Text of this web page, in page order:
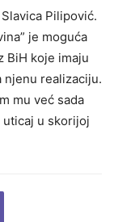
Pilipović.
je moguća
BiH koje imaju
njenu realizaciju.
mu već sada
u skorijoj